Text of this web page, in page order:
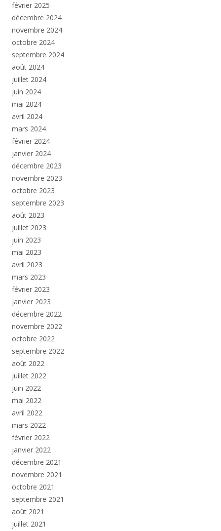
février 2025
décembre 2024
novembre 2024
octobre 2024
septembre 2024
août 2024
juillet 2024
juin 2024
mai 2024
avril 2024
mars 2024
février 2024
janvier 2024
décembre 2023
novembre 2023
octobre 2023
septembre 2023
août 2023
juillet 2023
juin 2023
mai 2023
avril 2023
mars 2023
février 2023
janvier 2023
décembre 2022
novembre 2022
octobre 2022
septembre 2022
août 2022
juillet 2022
juin 2022
mai 2022
avril 2022
mars 2022
février 2022
janvier 2022
décembre 2021
novembre 2021
octobre 2021
septembre 2021
août 2021
juillet 2021